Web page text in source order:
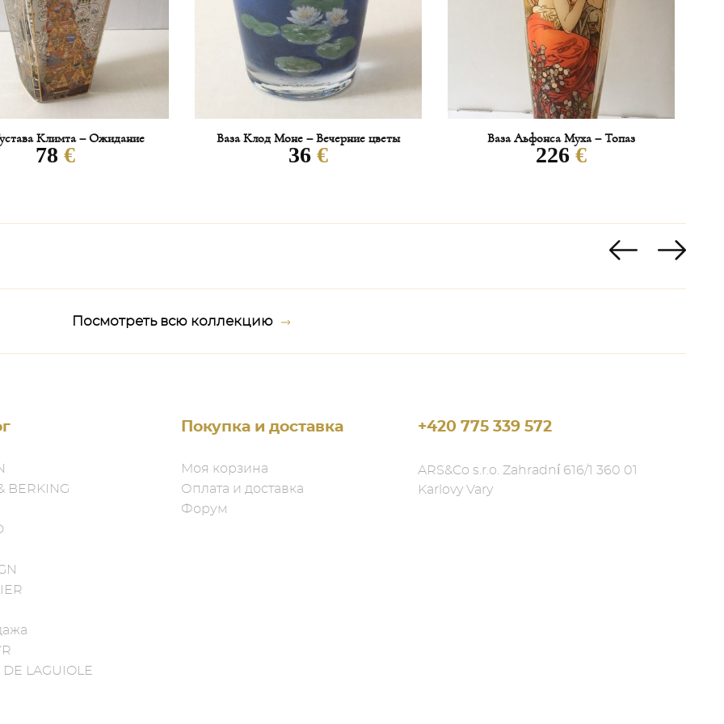
Стоимость доставки высчитывается в каждом конкретном случае
В среднем расчёт составляет 10% от стоимости заказанного товара.
В случае облагания товара таможенными сборами, расходы несёт
покупатель.
2. Изделия, которых нет в наличии в нашем шоу-руме в Карловых Варах:
* LLADRO/AIDA/LOBMEYR/AZ-DESIGN/HG ATELIER: максимум 2 месяца на
срок исполнения заказа + максимум 2 недели на доставку;
получите от нас оповещение в виде E-mail или нашего телефонного
звонка о точном сроке изготовления Вашего заказа и деталях
Климта – Ожидание
78 €
Ваза Клод Моне – Вечерние цветы
36 €
Ваза Аьфонса Муха – Топаз
226€
Посмотреть всю коллекцию
BERKING
DE LAGUIOLE
Покупка и доставка
Моя корзина
Оплата и доставка
Форум
+420 775 339 572
ARS&Co s.r.o. Zahradní 616/1 360 01
Karlovy Vary